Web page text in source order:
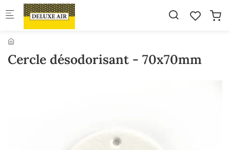
Skip to main content
Cercle désodorisant - 70x70mm